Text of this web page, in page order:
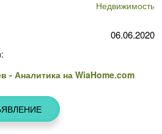
Недвижимость
06.06.2020
- Аналитика на WiaHome.com